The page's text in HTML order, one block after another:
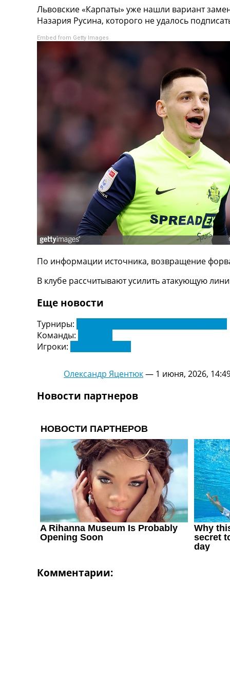
Турниры
Чемпионат Мира
Украина. Премьер-Лига
Украина. Первая Лига
Лига Чемпионов
Англия. Премьер Лига
Испания. Ла Лига
Другие Турниры >>>
Таблицы
Таблицы групп Чемпионата Мира
Украина. Премьер-Лига
Украина. Первая Лига
Лига Чемпионов. Таблицы групп
Англия. Премьер-Лига
Испания. Ла Лига
Все таблицы >>>
Рейтинги
Рейтинг стран УЕФА
Рейтинг клубов УЕФА
Рейтинг ФИФА
ТВ программа
RU
UA
Categories
Новости футбола
Последние комментарии
Конкурс прогнозов
Рейтинги
Коллективный прогноз
Турниры
Чемпионат Мира
Украина. Премьер-Лига
Украина. Первая Лига
Лига Чемпионов
Англия. Премьер Лига
Испания. Ла Лига
Другие Турниры >>>
Таблицы
Таблицы групп Чемпионата Мира
Лига Чемпионов. Таблицы групп
Англия. Премьер-Лига
Львовские «Карпаты» уже нашли вариант
Назария Русина, которого не удалось
Embed from Getty Images
По информации источника, возвращение
В клубе рассчитывают усилить атакующую
Еще новости
Турниры:
Команды:
Игроки:
Олександр Яцентюк— 1 июня, 2026,
Новости партнеров
Комментарии: